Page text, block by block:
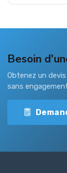
Besoin
Obtenez un
sans